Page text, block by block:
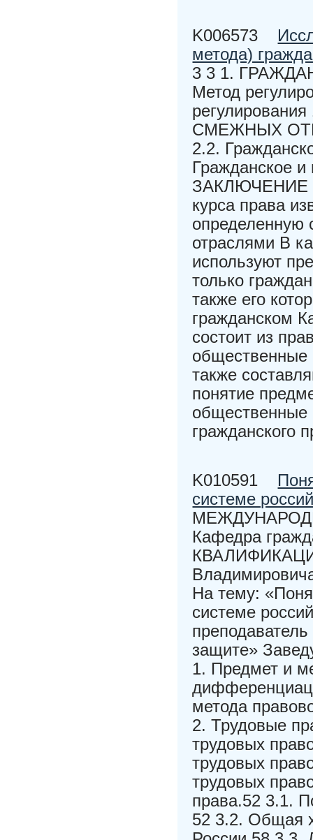
K006573
метода)
3 3 1.
Метод
СМЕЖНЫХ
2.2.
Гражданское
ЗАКЛЮЧЕНИЕ
курса права
определенную
отраслями В
используют
только
также его
гражданском
состоит из
общественные
также
понятие
общественные
гражданского
K010591
системе
Кафедра
На тему:
системе
защите»
1. Предмет и
метода
2. Трудовые
трудовых
трудовых
трудовых
права.52 3.1.
52 3.2. Общая